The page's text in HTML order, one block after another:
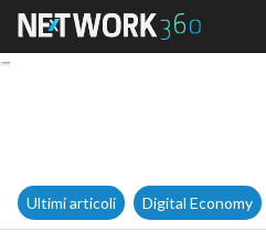
Ultimi articoli Digital Economy